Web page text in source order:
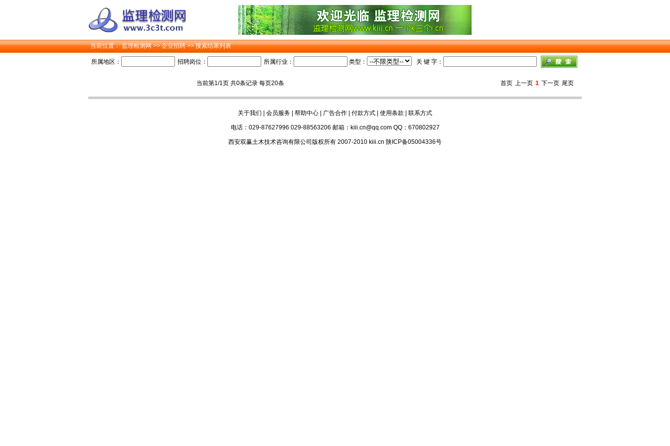
当前位置：监理检测网>>企业招聘>> 搜索结果列表
所属地区： 招聘岗位： 所属行业： 类型： 关 键 字：
当前第1/1页 共0条记录 每页20条 首页 上一页 1 下一页 尾页
关于我们 会员服务 帮助中心 广告合作 付款方式 使用条款 联系方式
电话：029-87627996 029-88563206 邮箱：kiii.cn@qq.com QQ：670802927
西安双赢土木技术咨询有限公司版权所有 2007-2010 kiii.cn 陕ICP备05004336号